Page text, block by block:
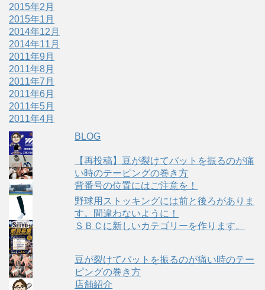
2015年2月
2015年1月
2014年12月
2014年11月
2011年9月
2011年8月
2011年7月
2011年6月
2011年5月
2011年4月
BLOG
【再投稿】豆が裂けてバットを振るのが痛
い時のテーピングの巻き方
背番号の位置にはご注意を！
野球用ストッキングには前と後ろがありま
す。間違わないように！
ＳＢＣに新しいカテゴリーを作ります。
豆が裂けてバットを振るのが痛い時のテー
ピングの巻き方
店舗紹介